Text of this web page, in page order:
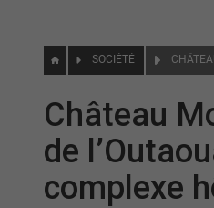
SOCIÉTÉ
Château
de
complexe